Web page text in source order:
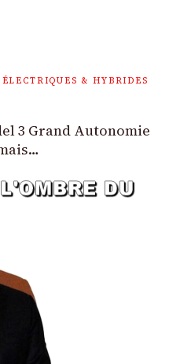
& HYBRIDES
3 Grand Autonomie